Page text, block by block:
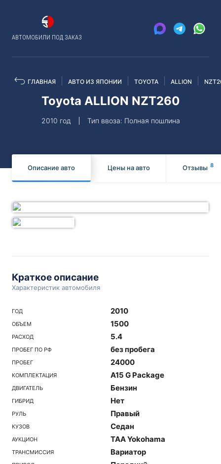
АВТОМОБИЛИ ПОД ЗАКАЗ
ГЛАВНАЯ АВТО ИЗ ЯПОНИИ TOYOTA ALLION
Toyota ALLION NZT260
2010 год Тип ввоза: Полная пошлина
Описание авто Цены на авто Отзывы 8
Краткое описание
Характеристик автомобиля
ГОД 2010
ОБЪЕМ 1500
РАСХОД 5.4
ПРОБЕГ ПО РФ без пробега
ПРОБЕГ 24000
КОМПЛЕКТАЦИЯ A15 G Package
ДВИГАТЕЛЬ Бензин
ГИБРИД Нет
РУЛЬ Правый
КУЗОВ Седан
АУКЦИОН TAA Yokohama
ТРАНСМИССИЯ Вариатор